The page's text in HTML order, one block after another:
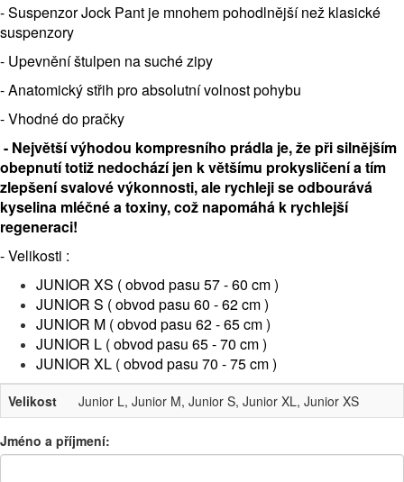
- Suspenzor Jock Pant je mnohem pohodlnější než klasické
suspenzory
- Upevnění štulpen na suché zipy
- Anatomický střih pro absolutní volnost pohybu
- Vhodné do pračky
- Největší výhodou kompresního prádla je, že při silnějším
obepnutí totiž nedochází jen k většímu prokysličení a tím
zlepšení svalové výkonnosti, ale rychleji se odbourává
kyselina mléčné a toxiny, což napomáhá k rychlejší
regeneraci!
- Velikosti :
JUNIOR XS ( obvod pasu 57 - 60 cm )
JUNIOR S ( obvod pasu 60 - 62 cm )
JUNIOR M ( obvod pasu 62 - 65 cm )
JUNIOR L ( obvod pasu 65 - 70 cm )
JUNIOR XL ( obvod pasu 70 - 75 cm )
Velikost Junior L, Junior M, Junior S, Junior XL, Junior XS
Jméno a příjmení: